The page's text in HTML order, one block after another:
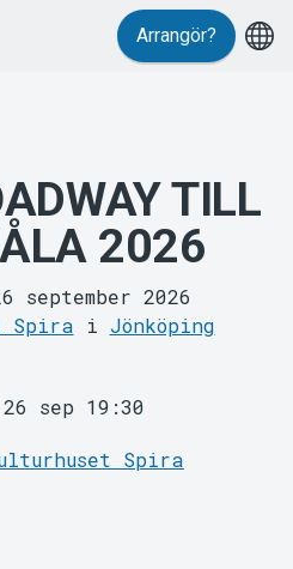
Arrangör?
TILL
2026
september 2026
Spira i Jönköping
sep 19:30
Spira